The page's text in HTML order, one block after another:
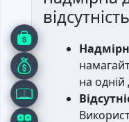
на одній